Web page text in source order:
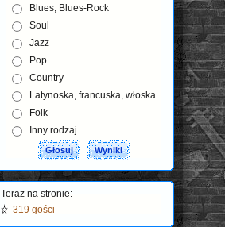
Blues, Blues-Rock
Soul
Jazz
Pop
Country
Latynoska, francuska, włoska
Folk
Inny rodzaj
Teraz na stronie:
319 gości